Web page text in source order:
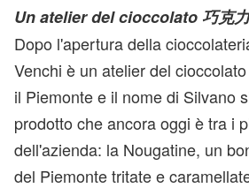
Un atelier del cioccolato 巧克
Dopo l'apertura della
Venchi è un atelier del
il Piemonte e il nome di Silvano
prodotto che ancora oggi è tra i
dell'azienda: la Nougatine, un
del Piemonte tritate e